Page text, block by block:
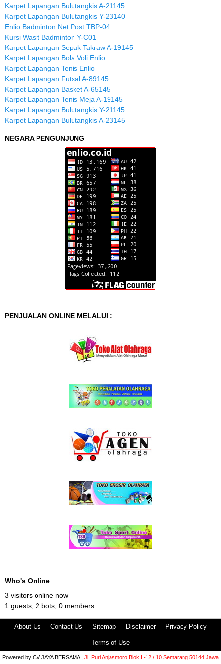
Karpet Lapangan Bulutangkis A-21145
Karpet Lapangan Bulutangkis Y-23140
Enlio Badminton Net Post TBP-04
Kursi Wasit Badminton Y-C01
Karpet Lapangan Sepak Takraw A-19145
Karpet Lapangan Bola Voli Enlio
Karpet Lapangan Tenis Enlio
Karpet Lapangan Futsal A-89145
Karpet Lapangan Basket A-65145
Karpet Lapangan Tenis Meja A-19145
Karpet Lapangan Bulutangkis Y-21145
Karpet Lapangan Bulutangkis A-23145
NEGARA PENGUNJUNG
PENJUALAN ONLINE MELALUI :
Who's Online
3 visitors online now
1 guests, 2 bots, 0 members
About Us Contact Us Sitemap Disclaimer Privacy Policy
Terms of Use
Powered by CV JAYA BERSAMA , Jl. Puri Anjasmoro Blok L-12 / 10 Semarang 50144 Jawa